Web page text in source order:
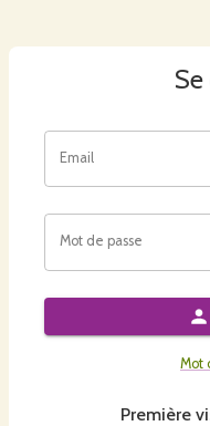
Email
Mot de passe
Mot
Première